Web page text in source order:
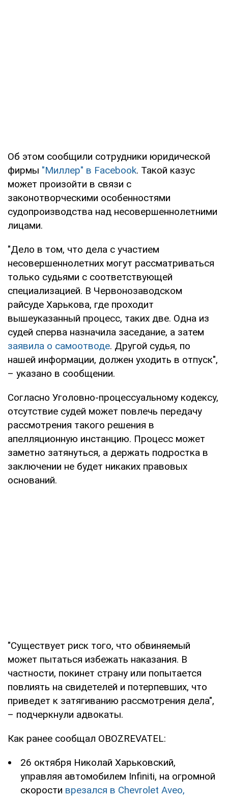
Об этом сообщили сотрудники юридической
фирмы "Миллер" в Facebook. Такой казус
может произойти в связи с
законотворческими особенностями
судопроизводства над несовершеннолетними
лицами.
"Дело в том, что дела с участием
несовершеннолетних могут рассматриваться
только судьями с соответствующей
специализацией. В Червонозаводском
райсуде Харькова, где проходит
вышеуказанный процесс, таких две. Одна из
судей сперва назначила заседание, а затем
заявила о самоотводе. Другой судья, по
нашей информации, должен уходить в отпуск",
– указано в сообщении.
Согласно Уголовно-процессуальному кодексу,
отсутствие судей может повлечь передачу
рассмотрения такого решения в
апелляционную инстанцию. Процесс может
заметно затянуться, а держать подростка в
заключении не будет никаких правовых
оснований.
"Существует риск того, что обвиняемый
может пытаться избежать наказания. В
частности, покинет страну или попытается
повлиять на свидетелей и потерпевших, что
приведет к затягиванию рассмотрения дела",
– подчеркнули адвокаты.
Как ранее сообщал OBOZREVATEL:
26 октября Николай Харьковский,
управляя автомобилем Infiniti, на огромной
скорости врезался в Chevrolet Aveo,